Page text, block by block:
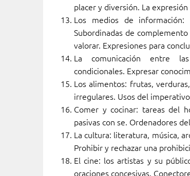
placer y diversión. La
Los medios de información:
Subordinadas de
valorar. Expresiones para
La comunicación entre las
condicionales. Expresar
Los alimentos: frutas,
irregulares. Usos del
Comer y cocinar: tareas del
pasivas con se. Ordenadores
La cultura: literatura, música,
Prohibir y rechazar una
El cine: los artistas y su
oraciones concesivas.